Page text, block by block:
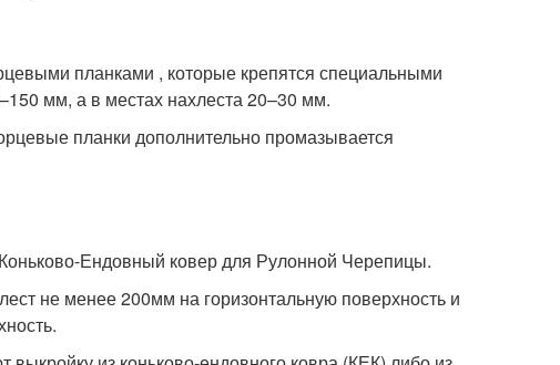
планками , которые крепятся специальными
мм, а в местах нахлеста 20–30 мм.
планки дополнительно промазывается
Ендовный ковер для Рулонной Черепицы.
не менее 200мм на горизонтальную поверхность и